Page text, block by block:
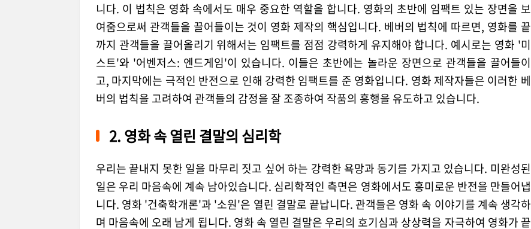
니다. 이 법칙은 영화 속에서도 매우 중요한 역할을 합니다. 영화의 초반에 임팩트 있는 장면을 보
여줌으로써 관객들을 끌어들이는 것이 영화 제작의 핵심입니다. 베버의 법칙에 따르면, 영화를 끝
까지 관객들을 끌어올리기 위해서는 임팩트를 점점 강력하게 유지해야 합니다. 예시로는 영화 '미
스트'와 '어벤저스: 엔드게임'이 있습니다. 이들은 초반에는 놀라운 장면으로 관객들을 끌어들이
고, 마지막에는 극적인 반전으로 인해 강력한 임팩트를 준 영화입니다. 영화 제작자들은 이러한 베
버의 법칙을 고려하여 관객들의 감정을 잘 조종하여 작품의 흥행을 유도하고 있습니다.
2. 영화 속 열린 결말의 심리학
우리는 끝내지 못한 일을 마무리 짓고 싶어 하는 강력한 욕망과 동기를 가지고 있습니다. 미완성된
일은 우리 마음속에 계속 남아있습니다. 심리학적인 측면은 영화에서도 흥미로운 반전을 만들어냅
니다. 영화 '건축학개론'과 '소원'은 열린 결말로 끝납니다. 관객들은 영화 속 이야기를 계속 생각하
며 마음속에 오래 남게 됩니다. 영화 속 열린 결말은 우리의 호기심과 상상력을 자극하여 영화가 끝